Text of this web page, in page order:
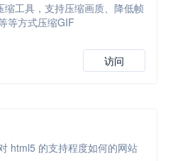
缩工具，支持压缩画质、降低帧
等方式压缩GIF
访问
html5 的支持程度如何的网站